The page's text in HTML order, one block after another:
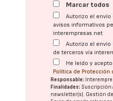
Marcar todos
Autorizo el
avisos informativos
interempresas.net
Autorizo el
de terceros vía
He leído y
Política de Protección
Responsable:
Finalidades: Suscripción
newsletter(s). Gestión